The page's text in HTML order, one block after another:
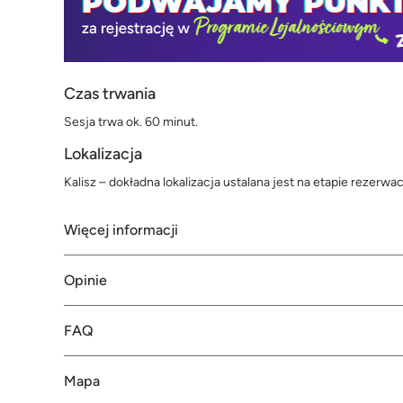
Czas trwania
Sesja trwa ok. 60 minut.
Lokalizacja
Kalisz – dokładna lokalizacja ustalana jest na etapie
Więcej informacji
Opinie
FAQ
Mapa